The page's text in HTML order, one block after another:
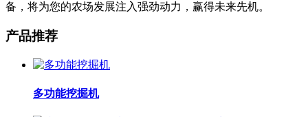
备，将为您的农场发展注入强劲动力，赢得未来先机。
产品推荐
多功能挖掘机